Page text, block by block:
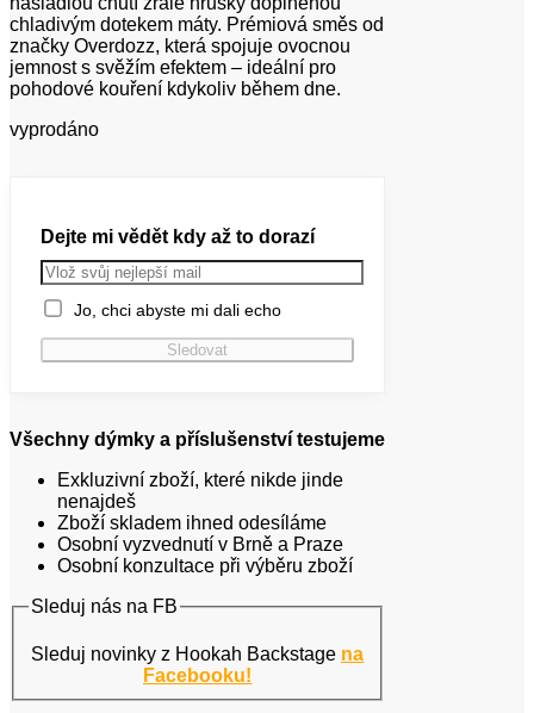
chladivým dotekem máty. Prémiová směs od
značky Overdozz, která spojuje ovocnou
jemnost s svěžím efektem – ideální pro
pohodové kouření kdykoliv během dne.
vyprodáno
Dejte mi vědět kdy až to dorazí
Jo, chci abyste mi dali echo
Všechny dýmky a příslušenství testujeme
Exkluzivní zboží, které nikde jinde
nenajdeš
Zboží skladem ihned odesíláme
Osobní vyzvednutí v Brně a Praze
Osobní konzultace při výběru zboží
Sleduj nás na FB
Sleduj novinky z Hookah Backstage na
Facebooku!